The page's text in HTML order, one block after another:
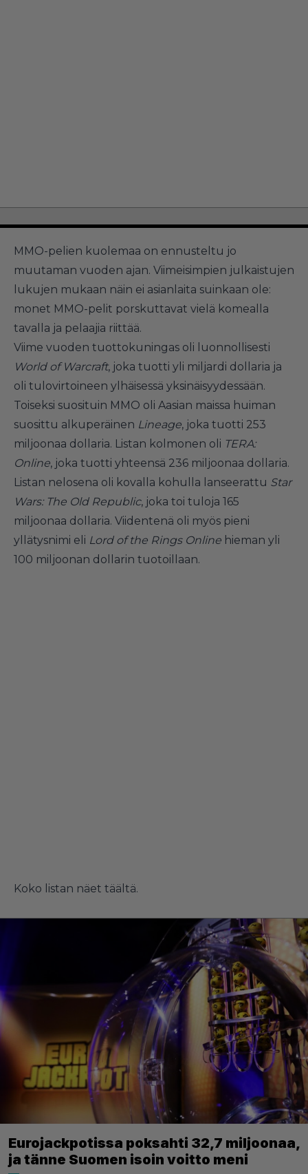
MMO-pelien kuolemaa on ennusteltu jo
muutaman vuoden ajan. Viimeisimpien julkaistujen
lukujen mukaan näin ei asianlaita suinkaan ole:
monet MMO-pelit porskuttavat vielä komealla
tavalla ja pelaajia riittää.
Viime vuoden tuottokuningas oli luonnollisesti
World of Warcraft, joka tuotti yli miljardi dollaria ja
oli tulovirtoineen ylhäisessä yksinäisyydessään.
Toiseksi suosituin MMO oli Aasian maissa huiman
suosittu alkuperäinen Lineage, joka tuotti 253
miljoonaa dollaria. Listan kolmonen oli TERA:
Online, joka tuotti yhteensä 236 miljoonaa dollaria.
Listan nelosena oli kovalla kohulla lanseerattu Star
Wars: The Old Republic, joka toi tuloja 165
miljoonaa dollaria. Viidentenä oli myös pieni
yllätysnimi eli Lord of the Rings Online hieman yli
100 miljoonan dollarin tuotoillaan.
Koko listan näet täältä.
Eurojackpotissa poksahti 32,7 miljoonaa,
ja tänne Suomen isoin voitto meni